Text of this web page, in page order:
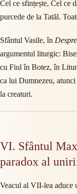
Cel ce sfințește, Cel ce
purcede de la Tatăl.
Sfântul Vasile, în
argumentul liturgic:
cu Fiul în Botez, în
ca lui Dumnezeu,
la creaturi.
VI. Sfântul
paradox al
Veacul al VII-lea aduce